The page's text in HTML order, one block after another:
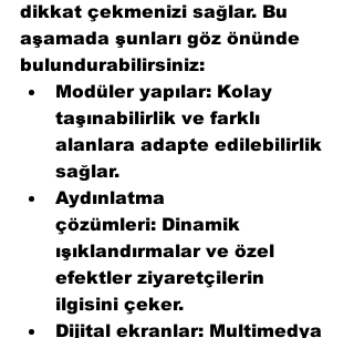
dikkat çekmenizi sağlar. Bu
aşamada şunları göz önünde
bulundurabilirsiniz:
Modüler yapılar: Kolay
taşınabilirlik ve farklı
alanlara adapte edilebilirlik
sağlar.
Aydınlatma
çözümleri: Dinamik
ışıklandırmalar ve özel
efektler ziyaretçilerin
ilgisini çeker.
Dijital ekranlar: Multimedya